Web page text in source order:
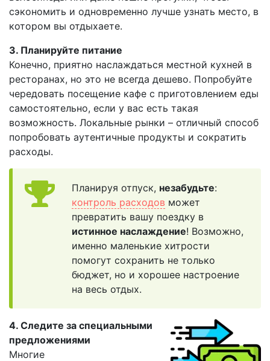
сэкономить и одновременно лучше узнать место, в
котором вы отдыхаете.
3. Планируйте питание
Конечно, приятно наслаждаться местной кухней в
ресторанах, но это не всегда дешево. Попробуйте
чередовать посещение кафе с приготовлением еды
самостоятельно, если у вас есть такая
возможность. Локальные рынки – отличный способ
попробовать аутентичные продукты и сократить
расходы.
Планируя отпуск, незабудьте:
контроль расходов может
превратить вашу поездку в
истинное наслаждение! Возможно,
именно маленькие хитрости
помогут сохранить не только
бюджет, но и хорошее настроение
на весь отдых.
4. Следите за специальными
предложениями
Многие